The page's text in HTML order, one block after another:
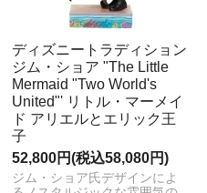
ディズニートラディション
ジム・ショア "The Little
Mermaid "Two World's
United"' リトル・マーメイ
ド アリエルとエリック王
子
52,800円(税込58,080円)
ジム・ショア氏デザインによ